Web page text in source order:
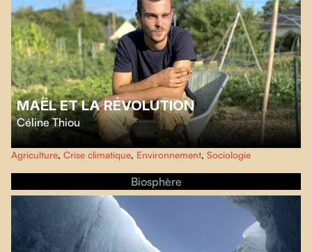
MAËL ET LA RÉVOLUTION
Céline Thiou
À 17 ans, Maël, passionné des 24h du Mans, surprend en s'engageant pour
l'environnement. Élève en lycée agricole, il développe une conscience
politique singulière, malgré l'opposition de ses camarades.
Agriculture, Crise climatique, Environnement, Sociologie
Biosphère